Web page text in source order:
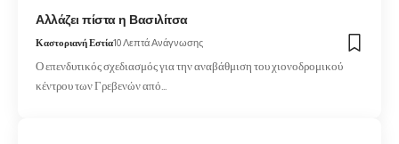
Αλλάζει πίστα η Βασιλίτσα
Καστοριανή Εστία10 Λεπτά Ανάγνωσης
Ο επενδυτικός σχεδιασμός για την αναβάθμιση του χιονοδρομικού
κέντρου των Γρεβενών από…